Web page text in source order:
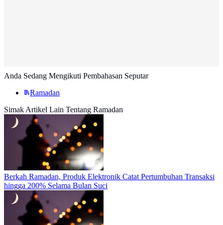
Anda Sedang Mengikuti Pembahasan Seputar
Ramadan
Simak Artikel Lain Tentang Ramadan
Berkah Ramadan, Produk Elektronik Catat Pertumbuhan Transaksi
hingga 200% Selama Bulan Suci